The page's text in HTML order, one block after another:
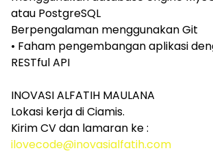
atau PostgreSQL
Berpengalaman menggunakan Git
• Faham pengembangan aplikasi
RESTful API
INOVASI ALFATIH MAULANA
Lokasi kerja di Ciamis.
Kirim CV dan lamaran ke :
ilovecode@inovasialfatih.com